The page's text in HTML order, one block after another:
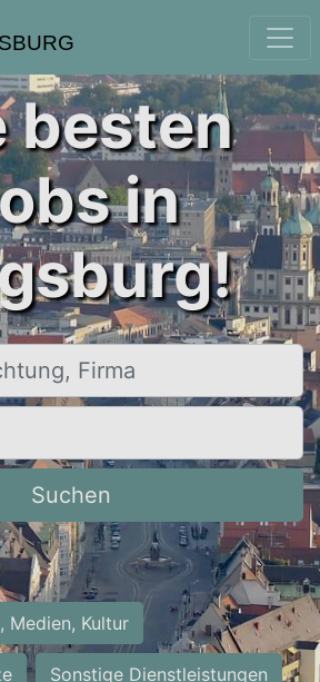
besten
in
Suchen
Medien, Kultur
Sonstige Dienstleistungen